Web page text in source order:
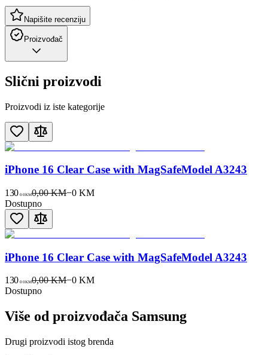
Napišite recenziju
Proizvođač
Slični proizvodi
Proizvodi iz iste kategorije
iPhone 16 Clear Case with MagSafeModel A3243
130 00KM0,00 KM−0 KM
Dostupno
iPhone 16 Clear Case with MagSafeModel A3243
130 00KM0,00 KM−0 KM
Dostupno
Više od proizvođača Samsung
Drugi proizvodi istog brenda